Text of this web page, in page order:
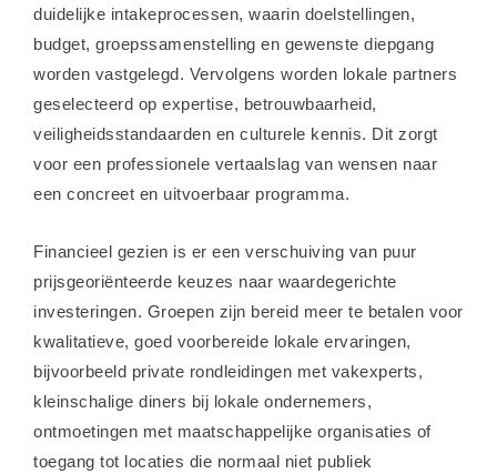
duidelijke intakeprocessen, waarin doelstellingen,
budget, groepssamenstelling en gewenste diepgang
worden vastgelegd. Vervolgens worden lokale partners
geselecteerd op expertise, betrouwbaarheid,
veiligheidsstandaarden en culturele kennis. Dit zorgt
voor een professionele vertaalslag van wensen naar
een concreet en uitvoerbaar programma.
Financieel gezien is er een verschuiving van puur
prijsgeoriënteerde keuzes naar waardegerichte
investeringen. Groepen zijn bereid meer te betalen voor
kwalitatieve, goed voorbereide lokale ervaringen,
bijvoorbeeld private rondleidingen met vakexperts,
kleinschalige diners bij lokale ondernemers,
ontmoetingen met maatschappelijke organisaties of
toegang tot locaties die normaal niet publiek